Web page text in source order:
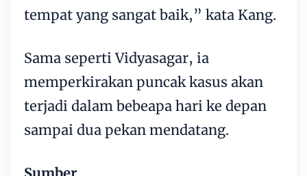
tempat yang sangat baik,” kata Kang.
Sama seperti Vidyasagar, ia
memperkirakan puncak kasus akan
terjadi dalam bebeapa hari ke depan
sampai dua pekan mendatang.